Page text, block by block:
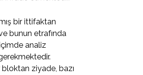
bir ittifaktan
bunun etrafında
analiz
ziyade, bazı